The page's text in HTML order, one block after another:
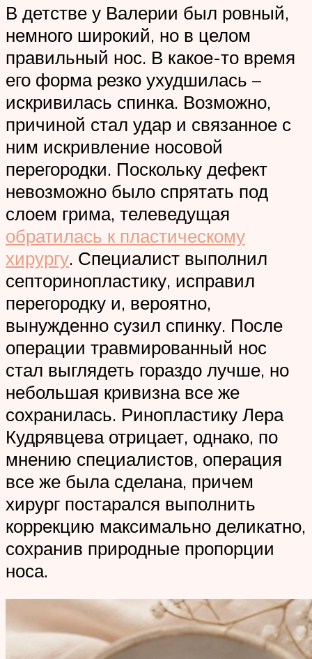
В детстве у Валерии был ровный,
немного широкий, но в целом
правильный нос. В какое-то время
его форма резко ухудшилась –
искривилась спинка. Возможно,
причиной стал удар и связанное с
ним искривление носовой
перегородки. Поскольку дефект
невозможно было спрятать под
слоем грима, телеведущая
обратилась к пластическому
хирургу. Специалист выполнил
септоринопластику, исправил
перегородку и, вероятно,
вынужденно сузил спинку. После
операции травмированный нос
стал выглядеть гораздо лучше, но
небольшая кривизна все же
сохранилась. Ринопластику Лера
Кудрявцева отрицает, однако, по
мнению специалистов, операция
все же была сделана, причем
хирург постарался выполнить
коррекцию максимально деликатно,
сохранив природные пропорции
носа.